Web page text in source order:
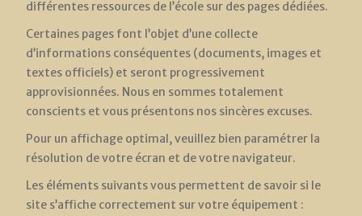
différentes ressources de l’école sur des pages dédiées.
Certaines pages font l’objet d’une collecte
d’informations conséquentes (documents, images et
textes officiels) et seront progressivement
approvisionnées. Nous en sommes totalement
conscients et vous présentons nos sincères excuses.
Pour un affichage optimal, veuillez bien paramétrer la
résolution de votre écran et de votre navigateur.
Les éléments suivants vous permettent de savoir si le
site s’affiche correctement sur votre équipement :